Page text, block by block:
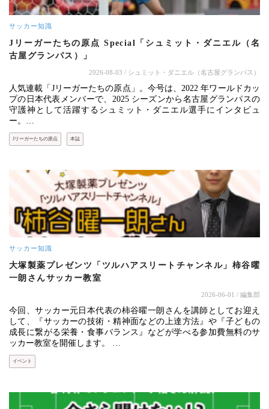
サッカー知識
Jリーガーたちの原点 Special「シュミット・ダニエル（名
古屋グランパス）」
2026-08-03 / シュミット・ダニエル（名古屋グランパス）
人気連載「Jリーガーたちの原点」。今号は、2022 年ワールドカッ
プの日本代表メンバーで、2025 シーズンから名古屋グランパスの
守護神として活躍するシュミット・ダニエル選手にインタビュ
ー。…
Jリーガーたちの原点 本誌
サッカー知識
大塚製薬プレゼンツ「ツルハアスリートチャンネル」柿谷曜
一朗さんサッカー教室
2026-06-01 / 編集部
今回、サッカー元日本代表の柿谷曜一朗さんを講師としてお迎え
して、『サッカーの技術・精神面などの上達方法』や『子どもの
成長に繋がる栄養・食事バランス』などが学べる参加費無料のサ
ッカー教室を開催します。 …
イベント